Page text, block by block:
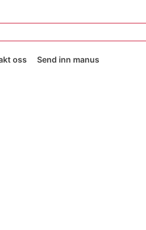
oss Send inn manus